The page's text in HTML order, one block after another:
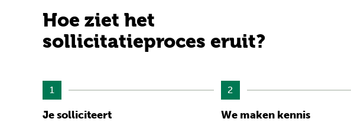
Hoe ziet het
sollicitatieproces eruit?
1
Je solliciteert
2
We maken kennis